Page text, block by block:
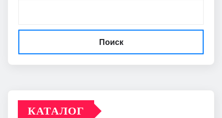
Поиск
КАТАЛОГ